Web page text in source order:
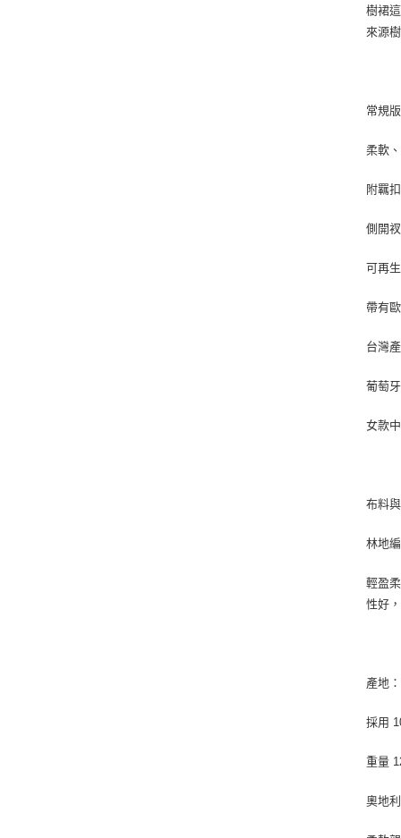
樹裙
來源
常規
柔軟
附羈
側開
可再
帶有
台灣
葡萄
女款
布料
林地
輕盈
性好
產地
採用
重量
奧地